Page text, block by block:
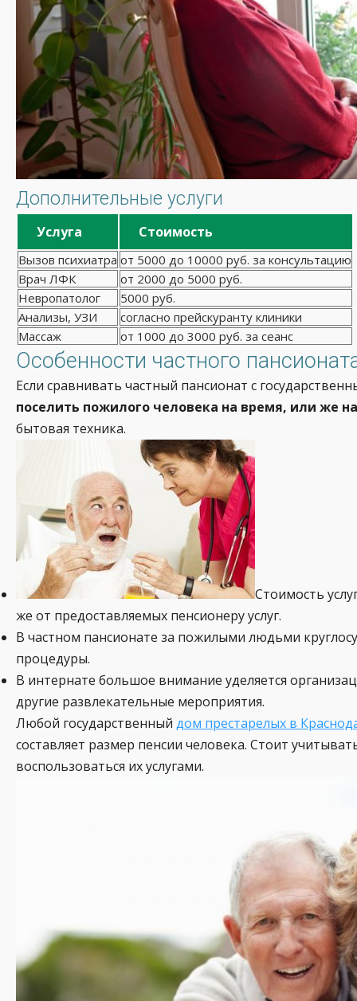
Дополнительные услуги
Услуга Стоимость
Вызов психиатра от 5000 до 10000 руб. за консультацию
Врач ЛФК
от 2000 до 5000 руб.
Невропатолог
5000 руб.
Анализы, УЗИ
согласно прейскуранту клиники
Массаж
от 1000 до 3000 руб. за сеанс
Особенности частного
Если сравнивать частный пансионат с
поселить пожилого человека на время, или же
бытовая техника.
Стоимость
же от предоставляемых пенсионеру услуг.
В частном пансионате за пожилыми людьми
процедуры.
В интернате большое внимание уделяется
другие развлекательные мероприятия.
Любой государственный дом престарелых в
составляет размер пенсии человека. Стоит
воспользоваться их услугами.